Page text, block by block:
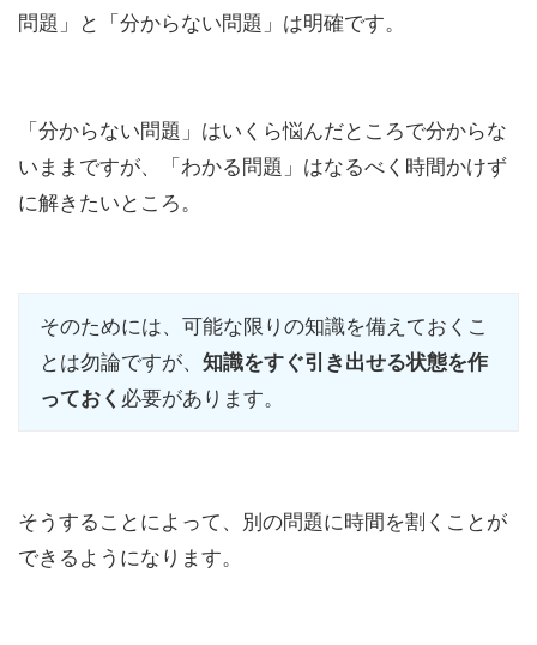
問題」と「分からない問題」は明確です。
「分からない問題」はいくら悩んだところで分からな
いままですが、「わかる問題」はなるべく時間かけず
に解きたいところ。
そのためには、可能な限りの知識を備えておくこ
とは勿論ですが、 知識をすぐ引き出せる状態を作
っておく 必要があります。
そうすることによって、別の問題に時間を割くことが
できるようになります。